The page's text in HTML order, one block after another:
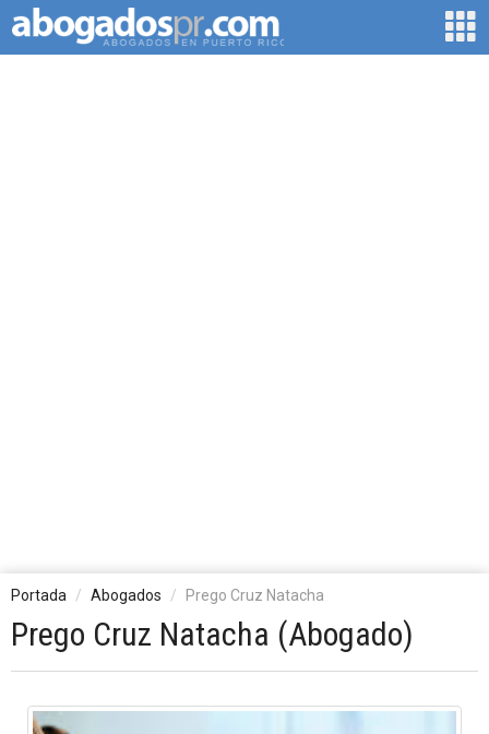
Portada Abogados Prego Cruz Natacha
Prego Cruz Natacha (Abogado)